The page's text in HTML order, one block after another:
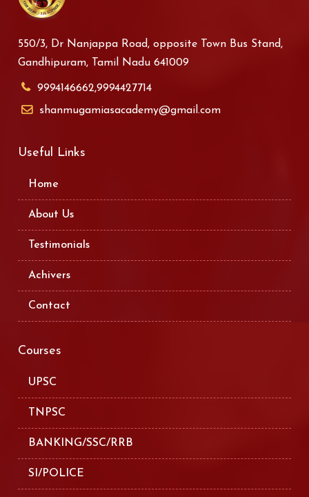
550/3, Dr Nanjappa Road, opposite Town Bus Stand,
Gandhipuram, Tamil Nadu 641009
9994146662,9994427714
shanmugamiasacademy@gmail.com
Useful Links
Home
About Us
Testimonials
Achivers
Contact
Courses
UPSC
TNPSC
BANKING/SSC/RRB
SI/POLICE